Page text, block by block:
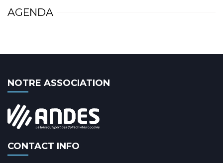
AGENDA
NOTRE ASSOCIATION
CONTACT INFO